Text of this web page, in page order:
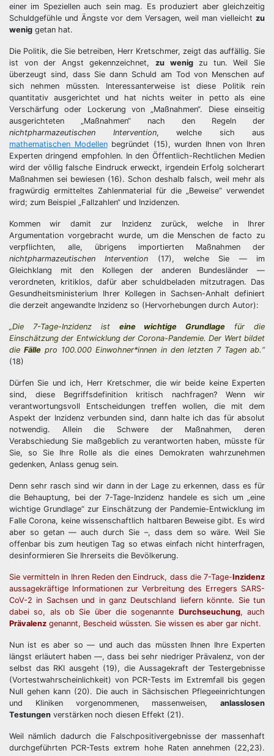
einer im Speziellen auch sein mag. Es produziert aber gleichzeitig
Schuldgefühle und Ängste vor dem Versagen, weil man vielleicht zu
wenig getan hat.
Die Politik, die Sie betreiben, Herr Kretschmer, zeigt das auffällig. Sie
ist von der Angst gekennzeichnet, zu wenigzu tun. Weil Sie
überzeugt sind, dass Sie dann Schuld am Tod von Menschen auf
sich nehmen müssten. Interessanterweise ist diese Politik rein
quantitativ ausgerichtet und hat nichts weiter in petto als eine
Verschärfung oder Lockerung von „Maßnahmen“. Diese einseitig
ausgerichteten „Maßnahmen“ nach den Regeln der
nichtpharmazeutischen Intervention, welche sich aus
mathematischen Modellenbegründet (15), wurden Ihnen von Ihren
Experten dringend empfohlen. In den Öffentlich-Rechtlichen Medien
wird der völlig falsche Eindruck erweckt, irgendein Erfolg solcherart
Maßnahmen sei bewiesen (16). Schon deshalb falsch, weil mehr als
fragwürdig ermitteltes Zahlenmaterial für die „Beweise“ verwendet
wird; zum Beispiel „Fallzahlen“ und Inzidenzen.
Kommen wir damit zur Inzidenz zurück, welche in Ihrer
Argumentation vorgebracht wurde, um die Menschen de facto zu
verpflichten, alle, übrigens importierten Maßnahmen der
nichtpharmazeutischen Intervention (17), welche Sie — im
Gleichklang mit den Kollegen der anderen Bundesländer —
verordneten, kritiklos, dafür aber schuldbeladen mitzutragen. Das
Gesundheitsministerium Ihrer Kollegen in Sachsen-Anhalt definiert
die derzeit angewandte Inzidenz so (Hervorhebungen durch Autor):
„Die 7-Tage-Inzidenz ist eine wichtige Grundlage für die
Einschätzung der Entwicklung der Corona-Pandemie. Der Wert bildet
dieFälle pro 100.000 Einwohner*innen in den letzten 7 Tagen ab.“
(18)
Dürfen Sie und ich, Herr Kretschmer, die wir beide keine Experten
sind, diese Begriffsdefinition kritisch nachfragen? Wenn wir
verantwortungsvoll Entscheidungen treffen wollen, die mit dem
Aspekt der Inzidenz verbunden sind, dann halte ich das für absolut
notwendig. Allein die Schwere der Maßnahmen, deren
Verabschiedung Sie maßgeblich zu verantworten haben, müsste für
Sie, so Sie Ihre Rolle als die eines Demokraten wahrzunehmen
gedenken, Anlass genug sein.
Denn sehr rasch sind wir dann in der Lage zu erkennen, dass es für
die Behauptung, bei der 7-Tage-Inzidenz handele es sich um „eine
wichtige Grundlage“ zur Einschätzung der Pandemie-Entwicklung im
Falle Corona, keine wissenschaftlich haltbaren Beweise gibt. Es wird
aber so getan — auch durch Sie –, dass dem so wäre. Weil Sie
offenbar bis zum heutigen Tag so etwas einfach nicht hinterfragen,
desinformieren Sie Ihrerseits die Bevölkerung.
Sie vermitteln in Ihren Reden den Eindruck, dass die 7-Tage-Inzidenz
aussagekräftige Informationen zur Verbreitung des Erregers SARS-
CoV-2 in Sachsen und in ganz Deutschland liefern könnte. Sie tun
dabei so, als ob Sie über die sogenannte Durchseuchung, auch
Prävalenz genannt, Bescheid wüssten. Sie wissen es aber gar nicht.
Nun ist es aber so — und auch das müssten Ihnen Ihre Experten
längst erläutert haben —, dass bei sehr niedriger Prävalenz, von der
selbst das RKI ausgeht (19), die Aussagekraft der Testergebnisse
(Vortestwahrscheinlichkeit) von PCR-Tests im Extremfall bis gegen
Null gehen kann (20). Die auch in Sächsischen Pflegeeinrichtungen
und Kliniken vorgenommenen, massenweisen, anlasslosen
Testungen verstärken noch diesen Effekt (21).
Weil nämlich dadurch die Falschpositivergebnisse der massenhaft
durchgeführten PCR-Tests extrem hohe Raten annehmen (22,23).